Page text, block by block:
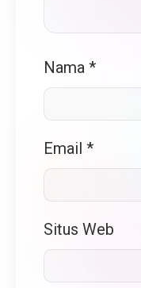
Nama *
Email *
Situs Web